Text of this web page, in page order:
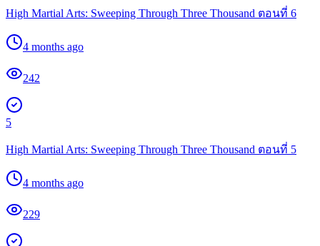
High Martial Arts: Sweeping Through Three Thousand ตอนที่ 6
4 months ago
242
5
High Martial Arts: Sweeping Through Three Thousand ตอนที่ 5
4 months ago
229